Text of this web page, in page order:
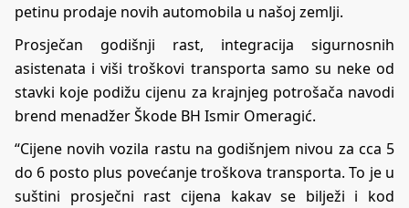
petinu prodaje novih automobila u našoj zemlji.
Prosječan godišnji rast, integracija sigurnosnih
asistenata i viši troškovi transporta samo su neke od
stavki koje podižu cijenu za krajnjeg potrošača navodi
brend menadžer Škode BH Ismir Omeragić.
“Cijene novih vozila rastu na godišnjem nivou za cca 5
do 6 posto plus povećanje troškova transporta. To je u
suštini prosječni rast cijena kakav se bilježi i kod